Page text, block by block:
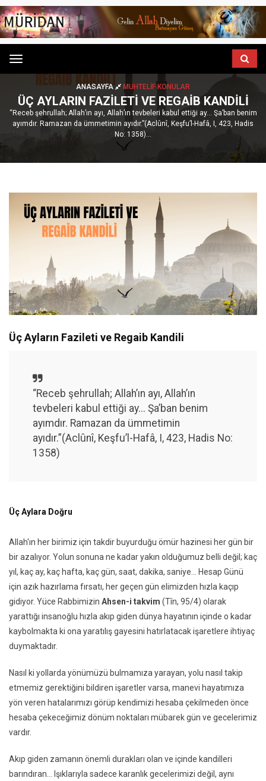
Menu
ANASAYFA MUHTELIF KONULAR
ÜÇ AYLARIN FAZILETI VE REGAIB KANDILI
“Receb şehrullah; Allah’ın ayı, Allah’ın tevbeleri kabul ettiği ay... Şa’ban benim
ayımdır. Ramazan da ümmetimin ayıdır.”(Aclûnî, Keşfu’l-Hafâ, I, 423, Hadis
No: 1358)...
Üç Ayların Fazileti ve Regaib Kandili
“Receb şehrullah; Allah’ın ayı, Allah’ın
tevbeleri kabul ettiği ay... Şa’ban benim
ayımdır. Ramazan da ümmetimin
ayıdır.”(Aclûnî, Keşfu’l-Hafâ, I, 423, Hadis No:
1358)
Üç Aylara Doğru
Allah'ın her birimiz için takdir buyurduğu ömür hazinesi her gün bir
bir azalıyor. Yolun sonuna ne kadar yakın olduğumuz belli değil; kaç
yıl, kaç ay, kaç hafta, kaç gün, saat, dakika, saniye... Hesap Günü
için azık hazırlama fırsatı, her geçen gün elimizden hızla kaçıp
gidiyor. Yüce Rabbimizin Ahsen-i takvim (Tîn, 95/4) olarak
yarattığı insanoğlu hızla akıp giden dünya hayatının içinde o kadar
kaybolmakta ki ona yaratılış gayesini hatırlatacak işaretlere ihtiyaç
duymaktadır.
Nasıl ki yollarda yönümüzü bulmamıza yarayan, yolu nasıl takip
etmemiz gerektiğini bildiren işaretler varsa, manevi hayatımıza
yön veren hatalarımızı görüp kendimizi hesaba çekilmeden önce
hesaba çekeceğimiz dönüm noktaları mübarek gün ve gecelerimiz
vardır.
Akıp giden zamanın önemli durakları olan ve içinde kandilleri
barındıran… Işıklarıyla sadece karanlık gecelerimizi değil, aynı